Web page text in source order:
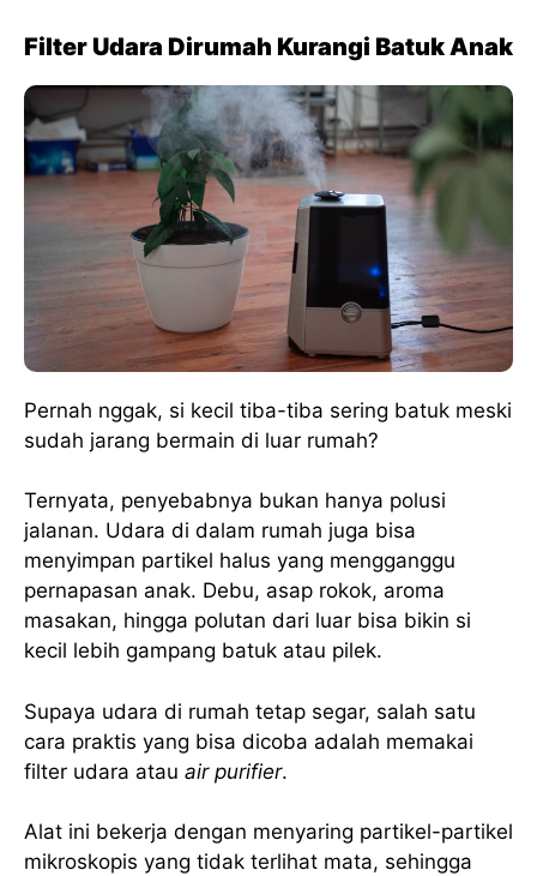
Filter Udara Dirumah Kurangi Batuk Anak
Pernah nggak, si kecil tiba-tiba sering batuk meski
sudah jarang bermain di luar rumah?
Ternyata, penyebabnya bukan hanya polusi
jalanan. Udara di dalam rumah juga bisa
menyimpan partikel halus yang mengganggu
pernapasan anak. Debu, asap rokok, aroma
masakan, hingga polutan dari luar bisa bikin si
kecil lebih gampang batuk atau pilek.
Supaya udara di rumah tetap segar, salah satu
cara praktis yang bisa dicoba adalah memakai
filter udara atau air purifier.
Alat ini bekerja dengan menyaring partikel-partikel
mikroskopis yang tidak terlihat mata, sehingga